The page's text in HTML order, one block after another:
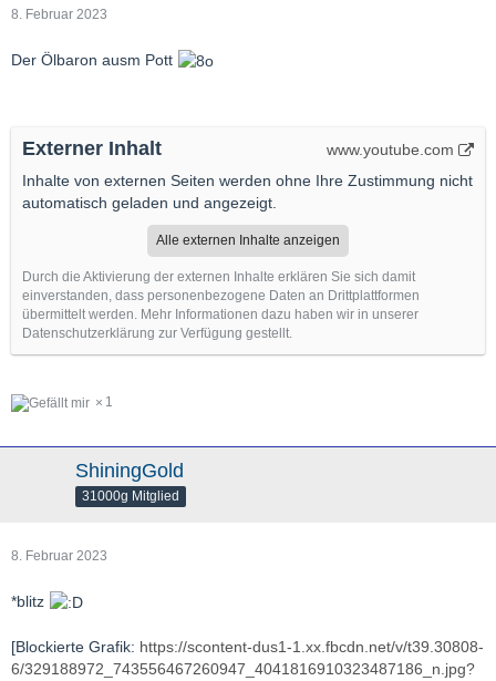
8. Februar 2023
Der Ölbaron ausm Pott
Externer Inhalt
www.youtube.com
Inhalte von externen Seiten werden ohne Ihre Zustimmung nicht
automatisch geladen und angezeigt.
Alle externen Inhalte anzeigen
Durch die Aktivierung der externen Inhalte erklären Sie sich damit
einverstanden, dass personenbezogene Daten an Drittplattformen
übermittelt werden. Mehr Informationen dazu haben wir in unserer
Datenschutzerklärung zur Verfügung gestellt.
1
ShiningGold
31000g Mitglied
8. Februar 2023
*blitz
[Blockierte Grafik: https://scontent-dus1-1.xx.fbcdn.net/v/t39.30808-
6/329188972_743556467260947_4041816910323487186_n.jpg?